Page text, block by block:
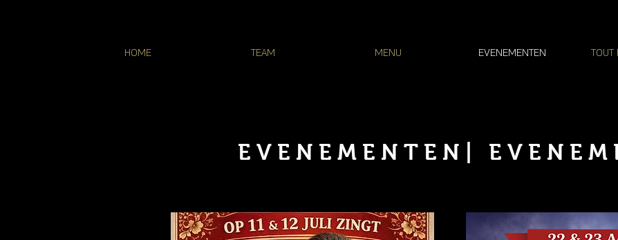
HOME TEAM MENU EVENEMENTEN TOUT
EVENEMENTEN|